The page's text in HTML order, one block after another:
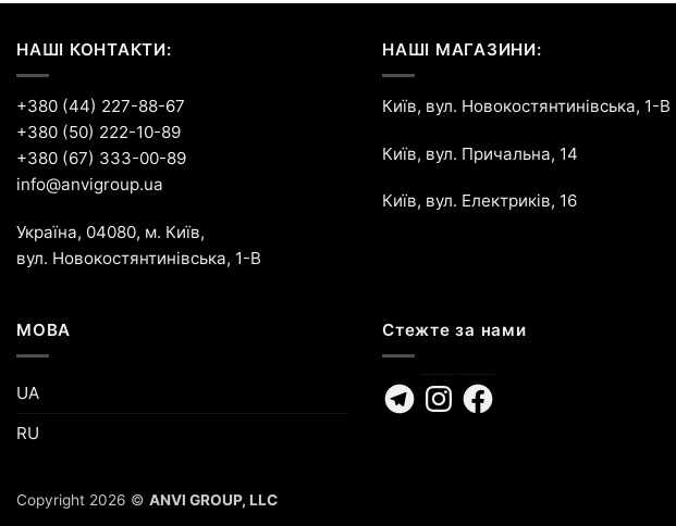
НАШІ КОНТАКТИ:
+380 (44) 227-88-67
+380 (50) 222-10-89
+380 (67) 333-00-89
info@anvigroup.ua
Україна, 04080, м. Київ,
вул. Новокостянтинівська, 1-В
НАШІ МАГАЗИНИ:
Київ, вул. Новокостянтинівська, 1-В
Київ, вул. Причальна, 14
Київ, вул. Електриків, 16
МОВА
UA
RU
Стежте за нами
TelegramInstagramFacebook
Copyright 2026 © ANVI GROUP, LLC